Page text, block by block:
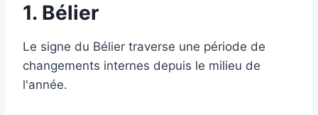
1. Bélier
Le signe du Bélier traverse une période de
changements internes depuis le milieu de
l'année.